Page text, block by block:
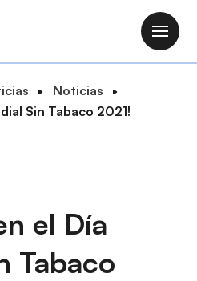
M
a
Noticias
Sin Tabaco 2021!
el Día
Tabaco